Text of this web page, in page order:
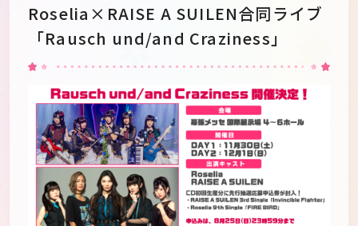
Roselia×RAISE A SUILEN合同ライブ
「Rausch und/and Craziness」